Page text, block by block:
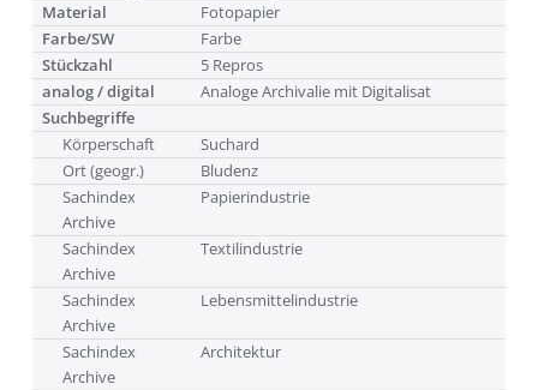
Material
Fotopapier
Farbe/SW
Farbe
Stückzahl
5 Repros
analog / digital
Analoge Archivalie mit Digitalisat
Suchbegriffe
Körperschaft
Suchard
Ort (geogr.)
Bludenz
Sachindex
Archive
Papierindustrie
Sachindex
Archive
Textilindustrie
Sachindex
Archive
Lebensmittelindustrie
Sachindex
Archive
Architektur